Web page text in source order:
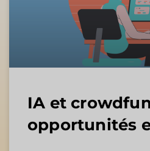
IA et
opportunités